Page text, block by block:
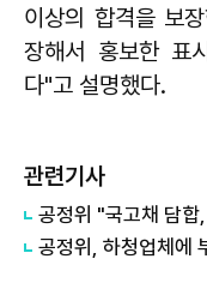
이상의 합격을 보
장해서 홍보한 표
다"고 설명했다.
관련기사